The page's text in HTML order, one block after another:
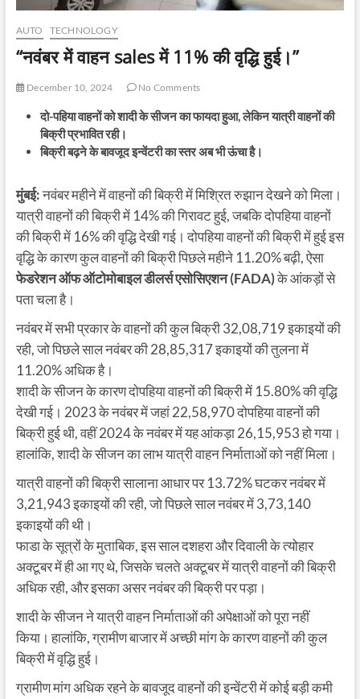
AUTO TECHNOLOGY
“नवंबर में वाहन sales में 11% की वृद्धि हुई।”
December 10, 2024 No Comments
दो-पहिया वाहनों को शादी के सीजन का फायदा हुआ, लेकिन यात्री वाहनों की
बिक्री प्रभावित रही।
बिक्री बढ़ने के बावजूद इन्वेंटरी का स्तर अब भी ऊंचा है।
मुंबई:नवंबर महीने में वाहनों की बिक्री में मिश्रित रुझान देखने को मिला।
यात्री वाहनों की बिक्री में 14% की गिरावट हुई, जबकि दोपहिया वाहनों
की बिक्री में 16% की वृद्धि देखी गई। दोपहिया वाहनों की बिक्री में हुई इस
वृद्धि के कारण कुल वाहनों की बिक्री पिछले महीने 11.20% बढ़ी, ऐसा
फेडरेशन ऑफ ऑटोमोबाइल डीलर्स एसोसिएशन (FADA)के आंकड़ों से
पता चला है।
नवंबर में सभी प्रकार के वाहनों की कुल बिक्री 32,08,719 इकाइयों की
रही, जो पिछले साल नवंबर की 28,85,317 इकाइयों की तुलना में
11.20% अधिक है।
शादी के सीजन के कारण दोपहिया वाहनों की बिक्री में 15.80% की वृद्धि
देखी गई। 2023 के नवंबर में जहां 22,58,970 दोपहिया वाहनों की
बिक्री हुई थी, वहीं 2024 के नवंबर में यह आंकड़ा 26,15,953 हो गया।
हालांकि, शादी के सीजन का लाभ यात्री वाहन निर्माताओं को नहीं मिला।
यात्री वाहनों की बिक्री सालाना आधार पर 13.72% घटकर नवंबर में
3,21,943 इकाइयों की रही, जो पिछले साल नवंबर में 3,73,140
इकाइयों की थी।
फाडा के सूत्रों के मुताबिक, इस साल दशहरा और दिवाली के त्योहार
अक्टूबर में ही आ गए थे, जिसके चलते अक्टूबर में यात्री वाहनों की बिक्री
अधिक रही, और इसका असर नवंबर की बिक्री पर पड़ा।
शादी के सीजन ने यात्री वाहन निर्माताओं की अपेक्षाओं को पूरा नहीं
किया। हालांकि, ग्रामीण बाजार में अच्छी मांग के कारण वाहनों की कुल
बिक्री में वृद्धि हुई।
ग्रामीण मांग अधिक रहने के बावजूद वाहनों की इन्वेंटरी में कोई बड़ी कमी